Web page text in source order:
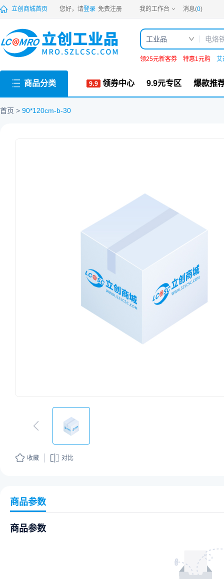
PDF 立创商城首页 您好，请登录 免费注册 我的工作台 消息(0)
工业品
领25元新客券 特惠1元购 艾
商品分类 领券中心 9.9元专区 爆款推
首页 90*120cm-b-30
收藏 对比
商品参数
商品参数